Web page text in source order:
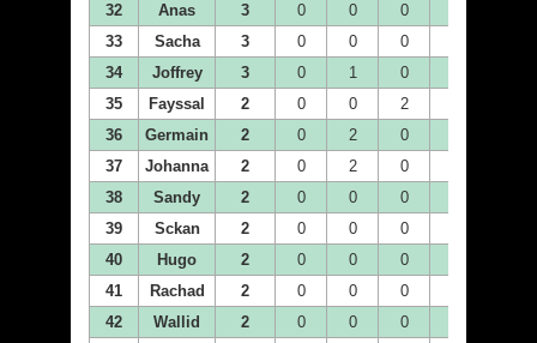
32
Anas 3 0 0 0
33
Sacha 3 0 0 0
34
Joffrey 3 0 1 0
35
Fayssal 2 0 0 2
36
Germain 2 0 2 0
37
Johanna 2 0 2 0
38
Sandy 2 0 0 0
39
Sckan 2 0 0 0
40
Hugo 2 0 0 0
41
Rachad 2 0 0 0
42
Wallid 2 0 0 0